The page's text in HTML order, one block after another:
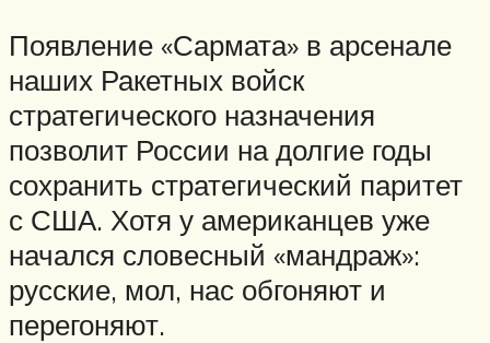
Появление «Сармата» в арсенале
наших Ракетных войск
стратегического назначения
позволит России на долгие годы
сохранить стратегический паритет
с США. Хотя у американцев уже
начался словесный «мандраж»:
русские, мол, нас обгоняют и
перегоняют.